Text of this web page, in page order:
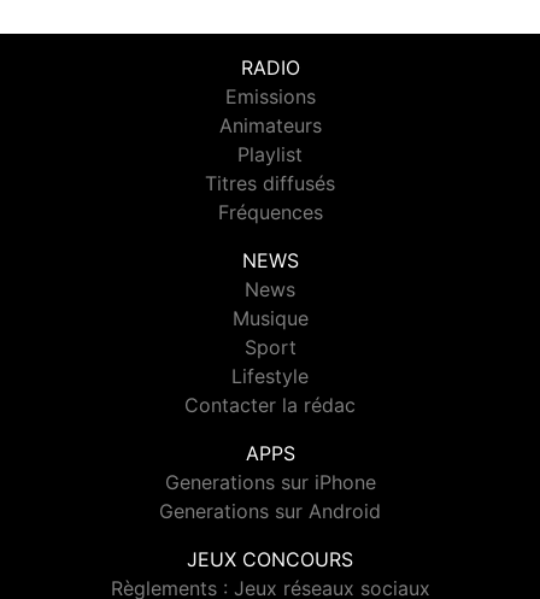
RADIO
Emissions
Animateurs
Playlist
Titres diffusés
Fréquences
NEWS
News
Musique
Sport
Lifestyle
Contacter la rédac
APPS
Generations sur iPhone
Generations sur Android
JEUX CONCOURS
Règlements : Jeux réseaux sociaux